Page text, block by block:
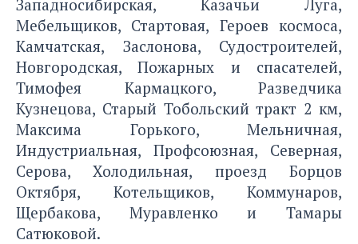
Западносибирская, Казачьи Луга,
Мебельщиков, Стартовая, Героев космоса,
Камчатская, Заслонова, Судостроителей,
Новгородская, Пожарных и спасателей,
Тимофея Кармацкого, Разведчика
Кузнецова, Старый Тобольский тракт 2 км,
Максима Горького, Мельничная,
Индустриальная, Профсоюзная, Северная,
Серова, Холодильная, проезд Борцов
Октября, Котельщиков, Коммунаров,
Щербакова, Муравленко и Тамары
Сатюковой.